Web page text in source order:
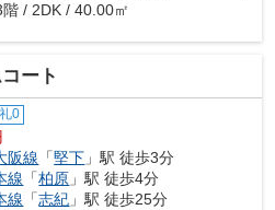
階 / 2DK / 40.00㎡
ート
礼0
阪線 「堅下 」駅 徒歩3分
線 「柏原 」駅 徒歩4分
線 「志紀 」駅 徒歩25分